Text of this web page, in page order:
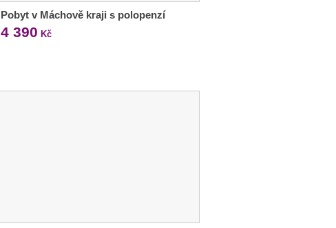
Pobyt v Máchově kraji s polopenzí
4 390 Kč